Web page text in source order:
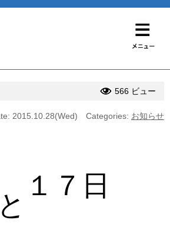
566 ビュー
2015.10.28(Wed) Categories: お知らせ
１７日